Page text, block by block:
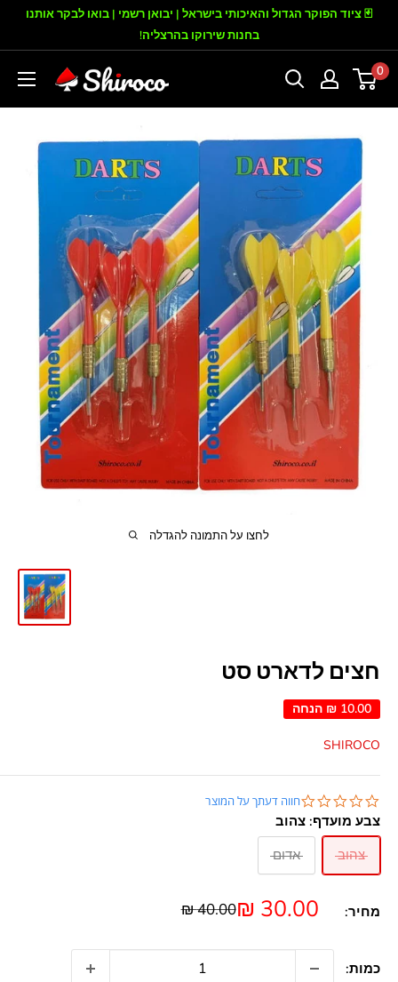
🃏 ציוד הפוקר הגדול והאיכותי בישראל | יבואן רשמי | בואו לבקר אותנו
בחנות שירוקו בהרצליה!
שירוקו 0
לחצו על התמונה להגדלה
חצים לדארט סט
10.00 ₪ הנחה
SHIROCO
0.0
star
rating
חווה דעתך על המוצר
צבע מועדף: צהוב
צהוב
אדום
מחיר: מחיר
30.00 ₪ מחיר
40.00 ₪
כמות: